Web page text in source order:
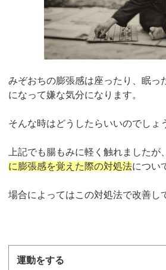
みぞおちの膨張感は座ったり、眠っ
になって嫌な気分になります。
そんな時はどうしたらいいのでしょ
上記でも腸もみに軽く触れましたが
に膨張感を覚えた際の対処法につい
場合によってはこの対処法で改善し
運動をする